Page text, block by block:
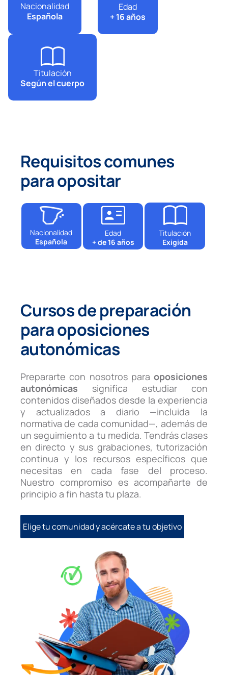
Nacionalidad
Española
Edad
+ 16 años
Titulación
Según el cuerpo
Requisitos comunes
para opositar
Nacionalidad
Española
Edad
+ de 16 años
Titulación
Exigida
Cursos de preparación
para oposiciones
autonómicas
Prepararte con nosotros para oposiciones
autonómicas significa estudiar con
contenidos diseñados desde la experiencia
y actualizados a diario —incluida la
normativa de cada comunidad—, además de
un seguimiento a tu medida. Tendrás clases
en directo y sus grabaciones, tutorización
continua y los recursos específicos que
necesitas en cada fase del proceso.
Nuestro compromiso es acompañarte de
principio a fin hasta tu plaza.
Elige tu comunidad y acércate a tu objetivo